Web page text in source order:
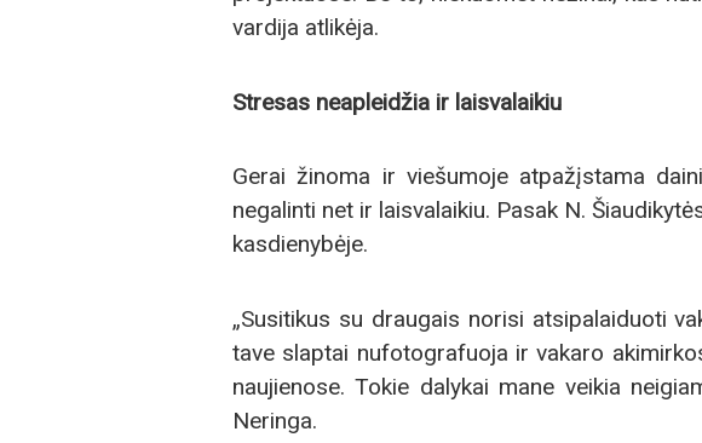
vardija atlikėja.
Stresas neapleidžia ir laisvalaikiu
Gerai žinoma ir viešumoje atpažįstama
negalinti net ir laisvalaikiu. Pasak N.
kasdienybėje.
„Susitikus su draugais norisi atsipalaiduoti
tave slaptai nufotografuoja ir vakaro
naujienose. Tokie dalykai mane veikia
Neringa.